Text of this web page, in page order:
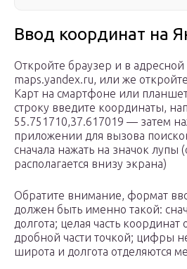
Ввод координат на
Откройте браузер и в адресной
maps.yandex.ru, или же
Карт на смартфоне или
строку введите координаты,
55.751710,37.617019 — затем
приложении для вызова
сначала нажать на значок лупы
располагается внизу экрана)
Обратите внимание, формат
должен быть именно такой:
долгота; целая часть координат
дробной части точкой; цифры
широта и долгота отделяются